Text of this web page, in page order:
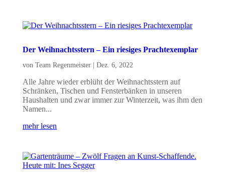
Der Weihnachtsstern – Ein riesiges Prachtexemplar
von Team Regenmeister| Dez. 6, 2022
Alle Jahre wieder erblüht der Weihnachtsstern auf
Schränken, Tischen und Fensterbänken in unseren
Haushalten und zwar immer zur Winterzeit, was ihm den
Namen...
mehr lesen